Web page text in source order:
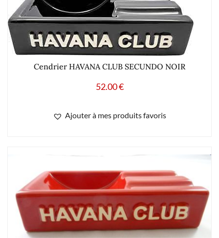
Cendrier HAVANA CLUB SECUNDO NOIR
52.00€
Ajouter à mes produits favoris